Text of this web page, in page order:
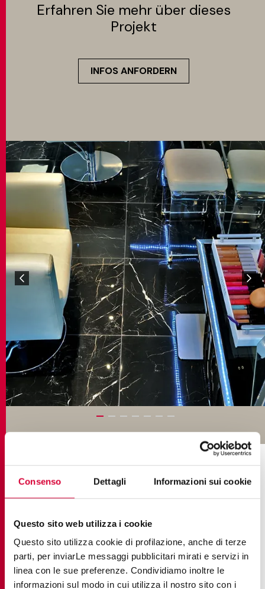
Consenso Dettagli Informazioni sui cookie
Questo sito web utilizza i cookie
Questo sito utilizza cookie di profilazione, anche di terze
parti, per inviarLe messaggi pubblicitari mirati e servizi in
linea con le sue preferenze. Condividiamo inoltre le
informazioni sul modo in cui utilizza il nostro sito con i
Erfahren Sie mehr über dieses
Projekt
INFOS ANFORDERN
SAMMLUNGEN IM PROJEKT